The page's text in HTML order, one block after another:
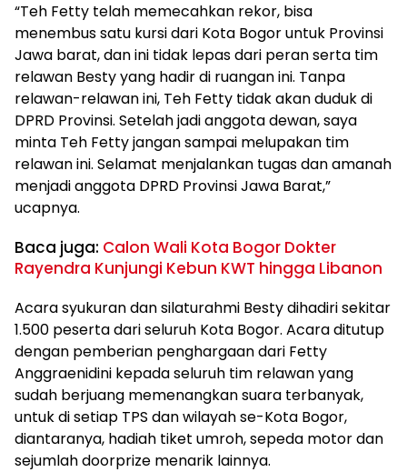
“Teh Fetty telah memecahkan rekor, bisa
menembus satu kursi dari Kota Bogor untuk Provinsi
Jawa barat, dan ini tidak lepas dari peran serta tim
relawan Besty yang hadir di ruangan ini. Tanpa
relawan-relawan ini, Teh Fetty tidak akan duduk di
DPRD Provinsi. Setelah jadi anggota dewan, saya
minta Teh Fetty jangan sampai melupakan tim
relawan ini. Selamat menjalankan tugas dan amanah
menjadi anggota DPRD Provinsi Jawa Barat,”
ucapnya.
Baca juga: Calon Wali Kota Bogor Dokter
Rayendra Kunjungi Kebun KWT hingga Libanon
Acara syukuran dan silaturahmi Besty dihadiri sekitar
1.500 peserta dari seluruh Kota Bogor. Acara ditutup
dengan pemberian penghargaan dari Fetty
Anggraenidini kepada seluruh tim relawan yang
sudah berjuang memenangkan suara terbanyak,
untuk di setiap TPS dan wilayah se-Kota Bogor,
diantaranya, hadiah tiket umroh, sepeda motor dan
sejumlah doorprize menarik lainnya.